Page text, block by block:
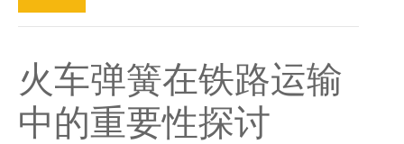
火车弹簧在铁路运输
中的重要性探讨